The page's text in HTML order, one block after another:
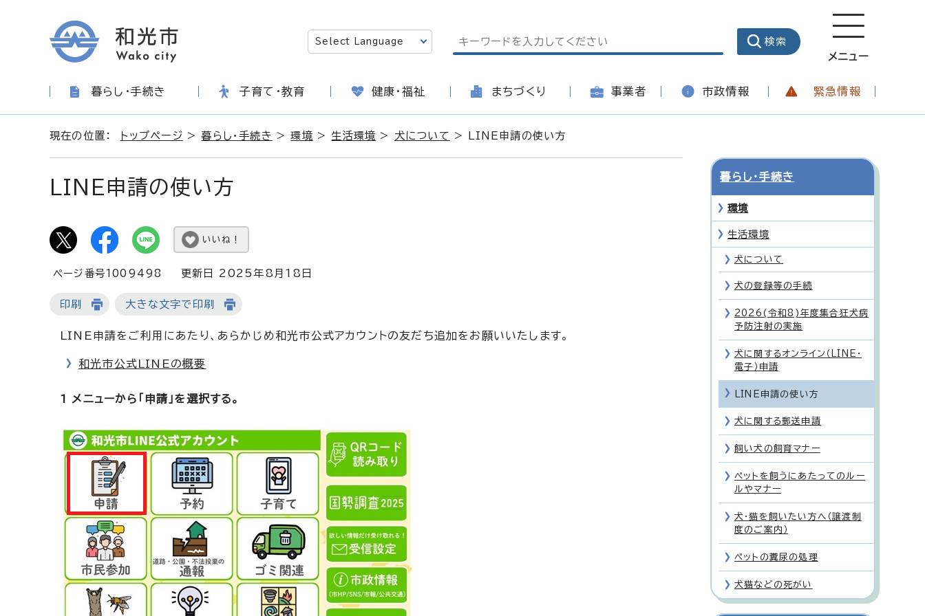
メニュー
暮らし・手続き 子育て・教育 健康・福祉 まちづくり 事業者 市政情報 緊急情報
現在の位置： トップページ >暮らし・手続き >環境 > 生活環境 > 犬について > LINE申請の使い方
LINE申請の使い方
いいね！
ページ番号1009498 更新日 2025年8月18日
印刷 大きな文字で印刷
LINE申請をご利用にあたり、あらかじめ和光市公式アカウントの友だち追加をお願いいたします。
和光市公式LINEの概要
1 メニューから「申請」を選択する。
暮らし・手続き
環境
生活環境
犬について
犬の登録等の手続
2026(令和8)年度集合狂犬病
予防注射の実施
犬に関するオンライン（LINE・
電子）申請
LINE申請の使い方
犬に関する郵送申請
飼い犬の飼育マナー
ペットを飼うにあたってのルー
ルやマナー
犬・猫を飼いたい方へ（譲渡制
度のご案内）
ペットの糞尿の処理
犬猫などの死がい